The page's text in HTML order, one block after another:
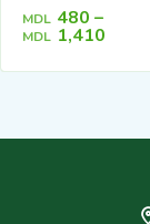
MDL 480 –
MDL 1,410